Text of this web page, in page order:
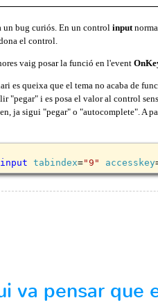
un bug curiós. En un control input
el control.
vaig posar la funció en l'event
es queixa que el tema no acaba de
"pegar" i es posa el valor al control
ja sigui "pegar" o "autocomplete". A
input tabindex="9" accesskey
va pensar que